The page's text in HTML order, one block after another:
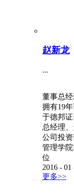
赵新龙
...
董事总
拥有19
于德邦
总经理
公司投
管理学
位
2016 - 01
更多>>